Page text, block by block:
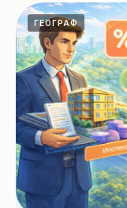
ГЕОГРАФ